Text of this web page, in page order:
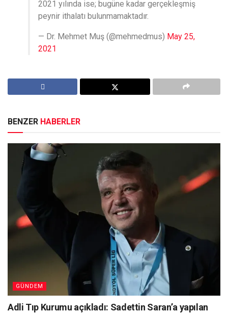
2021 yılında ise; bugüne kadar gerçekleşmiş
peynir ithalatı bulunmamaktadır.
— Dr. Mehmet Muş (@mehmedmus) May 25,
2021
BENZER HABERLER
GÜNDEM
Adli Tıp Kurumu açıkladı: Sadettin Saran’a yapılan